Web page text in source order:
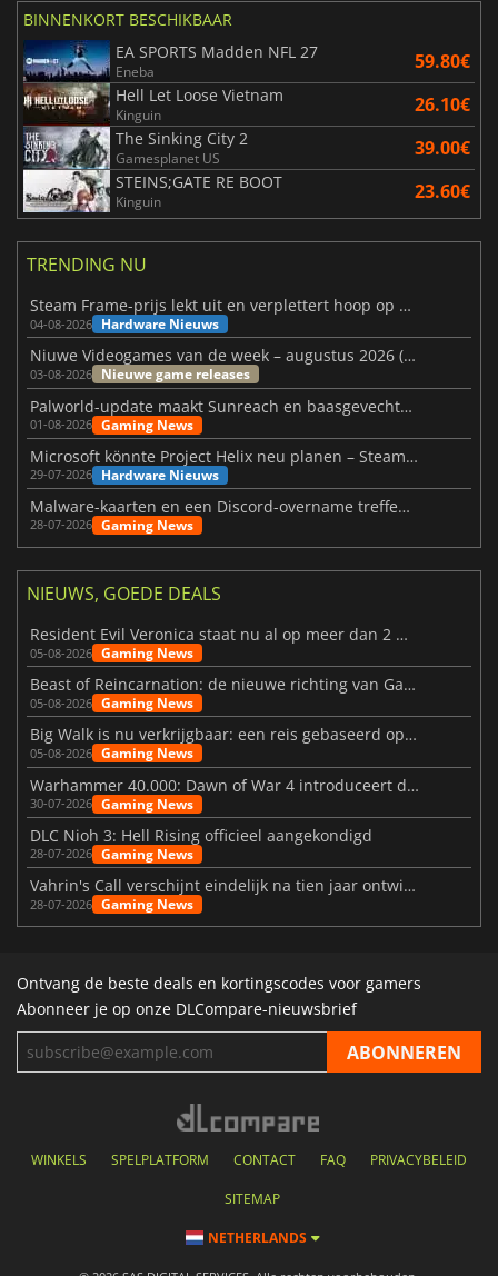
BINNENKORT BESCHIKBAAR
EA SPORTS Madden NFL 27
Eneba 59.80€
Hell Let Loose Vietnam
Kinguin 26.10€
The Sinking City 2
Gamesplanet US 39.00€
STEINS;GATE RE BOOT
Kinguin 23.60€
TRENDING NU
Steam Frame-prijs lekt uit en verplettert hoop op betaalbare VR
04-08-2026 Hardware Nieuws
Niuwe Videogames van de week – augustus 2026 (week 32)
03-08-2026 Nieuwe game releases
Palworld-update maakt Sunreach en baasgevechten stabieler
01-08-2026 Gaming News
Microsoft könnte Project Helix neu planen – Steam-Support wackelt
29-07-2026 Hardware Nieuws
Malware-kaarten en een Discord-overname treffen Meccha Chameleon
28-07-2026 Gaming News
NIEUWS, GOEDE DEALS
Resident Evil Veronica staat nu al op meer dan 2 miljoen verlanglijstjes
05-08-2026 Gaming News
Beast of Reincarnation: de nieuwe richting van Game Freak
05-08-2026 Gaming News
Big Walk is nu verkrijgbaar: een reis gebaseerd op vriendschap
05-08-2026 Gaming News
Warhammer 40.000: Dawn of War 4 introduceert de Necron-factie
30-07-2026 Gaming News
DLC Nioh 3: Hell Rising officieel aangekondigd
28-07-2026 Gaming News
Vahrin's Call verschijnt eindelijk na tien jaar ontwikkeling
28-07-2026 Gaming News
Ontvang de beste deals en kortingscodes voor gamers
Abonneer je op onze DLCompare-nieuwsbrief
WINKELS SPELPLATFORM CONTACT FAQ PRIVACYBELEID
SITEMAP
NETHERLANDS